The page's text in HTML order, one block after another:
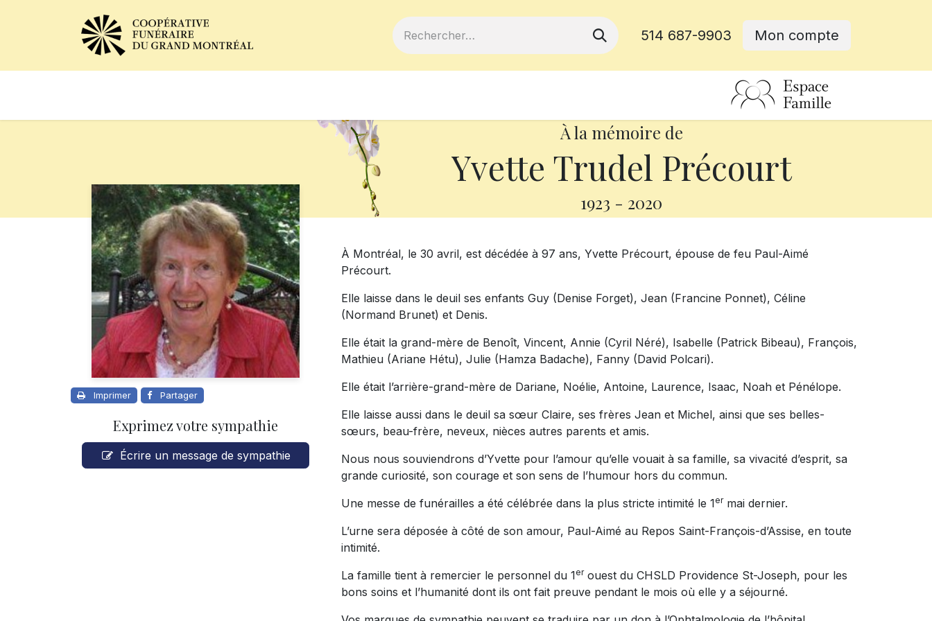
514 687-9903 Mon compte
À la mémoire de
Yvette Trudel Précourt
1923 - 2020
Imprimer Partager
Exprimez votre sympathie
Écrire un message de sympathie
À Montréal, le 30 avril, est décédée à 97 ans, Yvette Précourt, épouse de feu Paul-Aimé
Précourt.
Elle laisse dans le deuil ses enfants Guy (Denise Forget), Jean (Francine Ponnet), Céline
(Normand Brunet) et Denis.
Elle était la grand-mère de Benoît, Vincent, Annie (Cyril Néré), Isabelle (Patrick Bibeau), François,
Mathieu (Ariane Hétu), Julie (Hamza Badache), Fanny (David Polcari).
Elle était l’arrière-grand-mère de Dariane, Noélie, Antoine, Laurence, Isaac, Noah et Pénélope.
Elle laisse aussi dans le deuil sa sœur Claire, ses frères Jean et Michel, ainsi que ses belles-
sœurs, beau-frère, neveux, nièces autres parents et amis.
Nous nous souviendrons d’Yvette pour l’amour qu’elle vouait à sa famille, sa vivacité d’esprit, sa
grande curiosité, son courage et son sens de l’humour hors du commun.
Une messe de funérailles a été célébrée dans la plus stricte intimité le 1ermai dernier.
L’urne sera déposée à côté de son amour, Paul-Aimé au Repos Saint-François-d’Assise, en toute
intimité.
La famille tient à remercier le personnel du 1erouest du CHSLD Providence St-Joseph, pour les
bons soins et l’humanité dont ils ont fait preuve pendant le mois où elle y a séjourné.